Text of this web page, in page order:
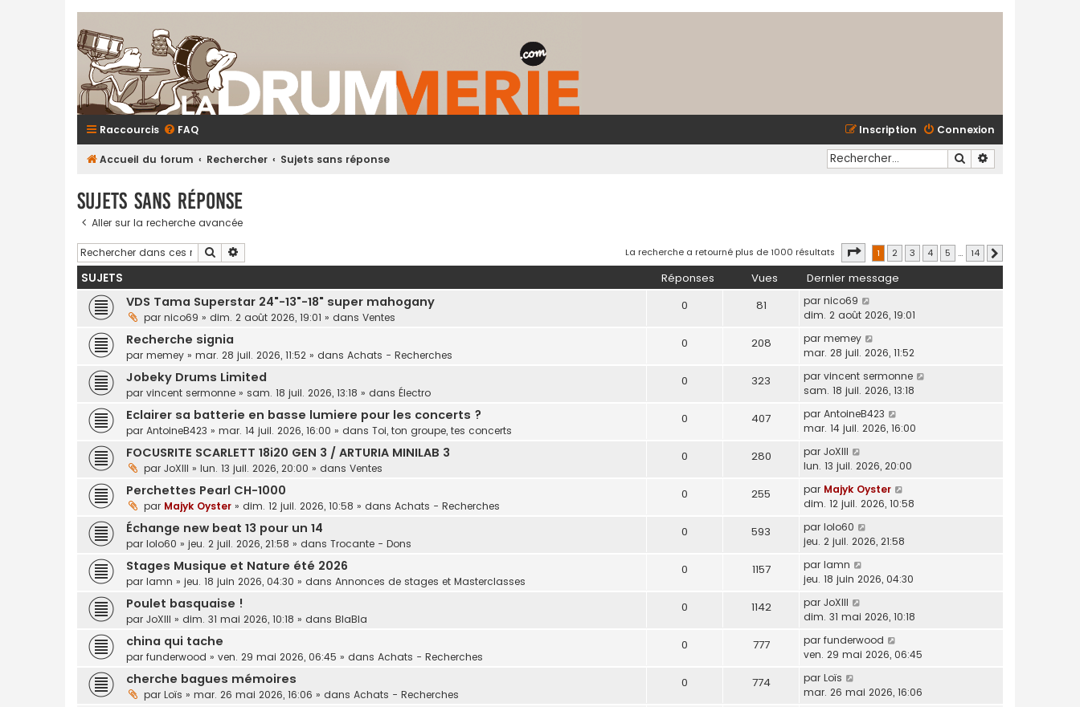
Raccourcis FAQ Connexion
Inscription
Accueil du forum Rechercher Sujets sans réponse Rechercher
Sujets sans réponse
Aller sur la recherche avancée
Rechercher La recherche a retourné plus de 1000 résultats Page sur 14
1 2 3 4 5 … 14
SUJETS Réponses Vues Dernier message
VDS Tama Superstar 24"-13"-18" super mahogany
par nico69 » dim. 2 août 2026, 19:01 » dans Ventes
0 81 par nico69
dim. 2 août 2026, 19:01
Recherche signia
par memey » mar. 28 juil. 2026, 11:52 » dans Achats - Recherches
0 208 par memey
mar. 28 juil. 2026, 11:52
Jobeky Drums Limited
par vincent sermonne » sam. 18 juil. 2026, 13:18 » dans Électro
0 323 par vincent sermonne
sam. 18 juil. 2026, 13:18
Eclairer sa batterie en basse lumiere pour les concerts ?
par AntoineB423 » mar. 14 juil. 2026, 16:00 » dans Toi, ton groupe, tes concerts
0 407 par AntoineB423
mar. 14 juil. 2026, 16:00
FOCUSRITE SCARLETT 18i20 GEN 3 / ARTURIA MINILAB 3
par JoXIII » lun. 13 juil. 2026, 20:00 » dans Ventes
0 280 par JoXIII
lun. 13 juil. 2026, 20:00
Perchettes Pearl CH-1000
par Majyk Oyster » dim. 12 juil. 2026, 10:58 » dans Achats - Recherches
0 255 par Majyk Oyster
dim. 12 juil. 2026, 10:58
Échange new beat 13 pour un 14
par lolo60 » jeu. 2 juil. 2026, 21:58 » dans Trocante - Dons
0 593 par lolo60
jeu. 2 juil. 2026, 21:58
Stages Musique et Nature été 2026
par lamn » jeu. 18 juin 2026, 04:30 » dans Annonces de stages et Masterclasses
0 1157 par lamn
jeu. 18 juin 2026, 04:30
Poulet basquaise !
par JoXIII » dim. 31 mai 2026, 10:18 » dans BlaBla
0 1142 par JoXIII
dim. 31 mai 2026, 10:18
china qui tache
par funderwood » ven. 29 mai 2026, 06:45 » dans Achats - Recherches
0 777 par funderwood
ven. 29 mai 2026, 06:45
cherche bagues mémoires
par Loïs » mar. 26 mai 2026, 16:06 » dans Achats - Recherches
0 774 par Loïs
mar. 26 mai 2026, 16:06